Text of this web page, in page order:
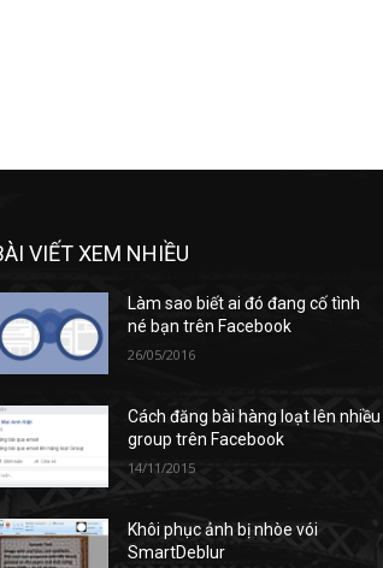
VIẾT XEM NHIỀU
Làm sao biết ai đó đang cố tình
né bạn trên Facebook
26/05/2016
Cách đăng bài hàng loạt lên nhiều
group trên Facebook
14/11/2015
Khôi phục ảnh bị nhòe vói
SmartDeblur